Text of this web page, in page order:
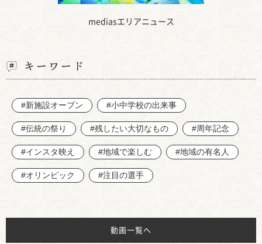
mediasエリアニュース
キーワード
#新施設オープン #小中学校の出来事
#伝統の祭り #残したい大切なもの #周年記念
#インスタ映え #地域で楽しむ #地域の有名人
#オリンピック #注目の選手
動画一覧へ